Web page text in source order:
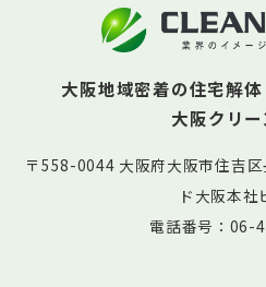
大阪地域密着の住宅解
大阪クリ
〒558-0044 大阪府大阪市住吉
ド大阪本社
電話番号：06-